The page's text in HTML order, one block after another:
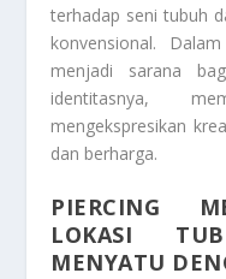
terhadap seni tubuh
konvensional.
menjadi sarana
identitasnya,
mengekspresikan
dan berharga.
PIERCING
LOKASI
MENYATU